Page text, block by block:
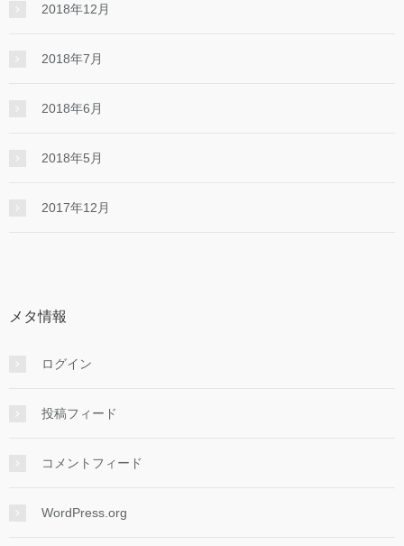
2018年12月
2018年7月
2018年6月
2018年5月
2017年12月
メタ情報
ログイン
投稿フィード
コメントフィード
WordPress.org